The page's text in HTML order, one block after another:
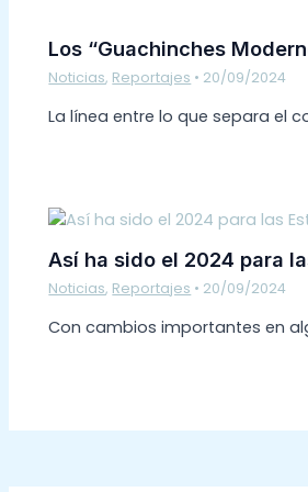
Los “Guachinches
Noticias, Reportajes • 20/09/2024
La línea entre lo que separa el
Así ha sido el 2024 para
Noticias, Reportajes • 20/09/2024
Con cambios importantes en